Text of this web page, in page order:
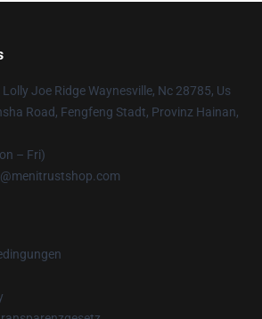
Lolly Joe Ridge Waynesville, Nc 28785, Us
Road, Fengfeng Stadt, Provinz Hainan,
– Fri)